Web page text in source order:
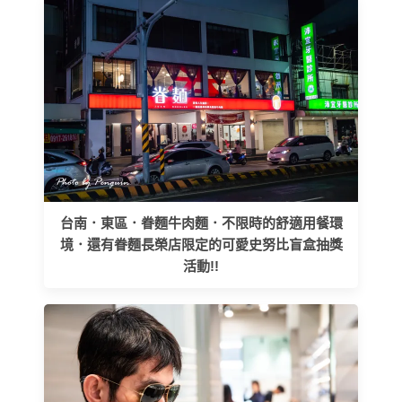
台南．東區．眷麵牛肉麵．不限時的舒適用餐環
境．還有眷麵長榮店限定的可愛史努比盲盒抽獎
活動!!